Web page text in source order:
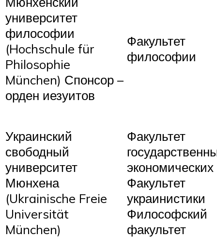
университет
философии
(Hochschule für
Philosophie
München) Спонсор –
орден иезуитов
Факультет
философии
Украинский
свободный
университет
Мюнхена
(Ukrainische Freie
Universität
München)
Факультет
экономических
Факультет
украинистики
Философский
факультет